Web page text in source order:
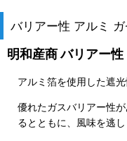
バリアー性 アルミ
明和産商 バリアー
アルミ箔を使用した遮
優れたガスバリアー性
るとともに、風味を逃し